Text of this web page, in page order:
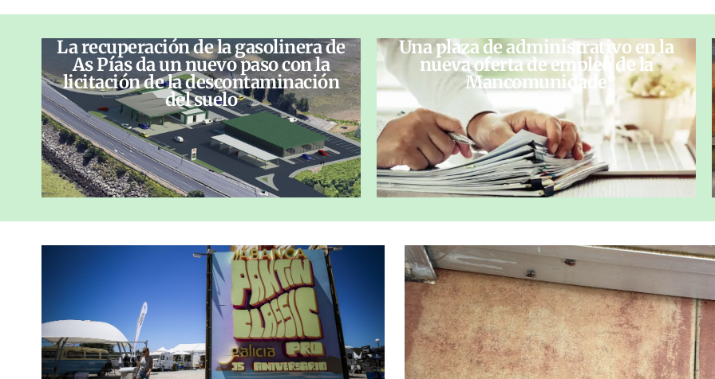
La recuperación de la gasolinera de
As Pías da un nuevo paso con la
licitación de la descontaminación
del suelo
Una plaza de administrativo en la
nueva oferta de empleo de la
Mancomunidade